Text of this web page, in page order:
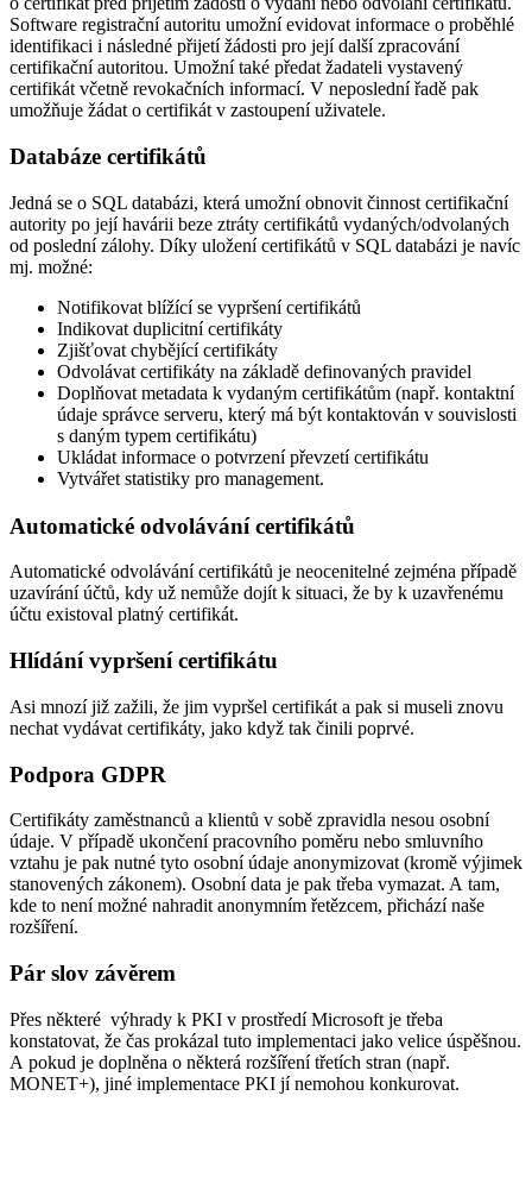
Software registrační autoritu umožní evidovat informace o proběhlé
identifikaci i následné přijetí žádosti pro její další zpracování
certifikační autoritou. Umožní také předat žadateli vystavený
certifikát včetně revokačních informací. V neposlední řadě pak
umožňuje žádat o certifikát v zastoupení uživatele.
Databáze certifikátů
Jedná se o SQL databázi, která umožní obnovit činnost certifikační
autority po její havárii beze ztráty certifikátů vydaných/odvolaných
od poslední zálohy. Díky uložení certifikátů v SQL databázi je navíc
mj. možné:
Notifikovat blížící se vypršení certifikátů
Indikovat duplicitní certifikáty
Zjišťovat chybějící certifikáty
Odvolávat certifikáty na základě definovaných pravidel
Doplňovat metadata k vydaným certifikátům (např. kontaktní
údaje správce serveru, který má být kontaktován v souvislosti
s daným typem certifikátu)
Ukládat informace o potvrzení převzetí certifikátu
Vytvářet statistiky pro management.
Automatické odvolávání certifikátů
Automatické odvolávání certifikátů je neocenitelné zejména případě
uzavírání účtů, kdy už nemůže dojít k situaci, že by k uzavřenému
účtu existoval platný certifikát.
Hlídání vypršení certifikátu
Asi mnozí již zažili, že jim vypršel certifikát a pak si museli znovu
nechat vydávat certifikáty, jako když tak činili poprvé.
Podpora GDPR
Certifikáty zaměstnanců a klientů v sobě zpravidla nesou osobní
údaje. V případě ukončení pracovního poměru nebo smluvního
vztahu je pak nutné tyto osobní údaje anonymizovat (kromě výjimek
stanovených zákonem). Osobní data je pak třeba vymazat. A tam,
kde to není možné nahradit anonymním řetězcem, přichází naše
rozšíření.
Pár slov závěrem
Přes některé výhrady k PKI v prostředí Microsoft je třeba
konstatovat, že čas prokázal tuto implementaci jako velice úspěšnou.
A pokud je doplněna o některá rozšíření třetích stran (např.
MONET+), jiné implementace PKI jí nemohou konkurovat.